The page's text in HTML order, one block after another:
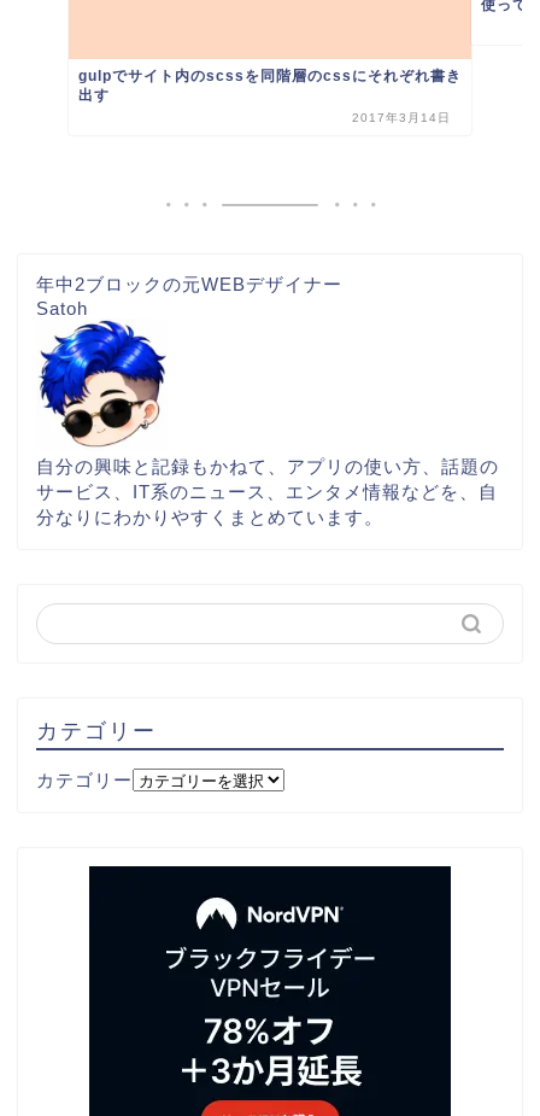
gulpでサイト内のscssを同階層のcssにそれぞれ書き
出す
2017年3月14日
使って
年中2ブロックの元WEBデザイナー
Satoh
自分の興味と記録もかねて、アプリの使い方、話題の
サービス、IT系のニュース、エンタメ情報などを、自
分なりにわかりやすくまとめています。
カテゴリー
カテゴリー